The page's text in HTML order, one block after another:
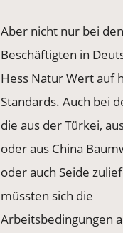
Aber nicht nur bei den
Beschäftigten in
Hess Natur Wert auf
Standards. Auch bei
die aus der Türkei,
oder aus China
oder auch Seide
müssten sich die
Arbeitsbedingungen